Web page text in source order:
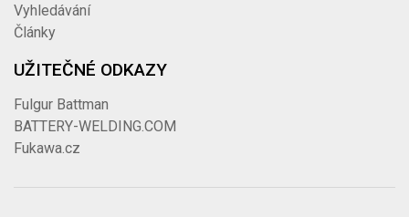
Vyhledávání
Články
UŽITEČNÉ ODKAZY
Fulgur Battman
BATTERY-WELDING.COM
Fukawa.cz